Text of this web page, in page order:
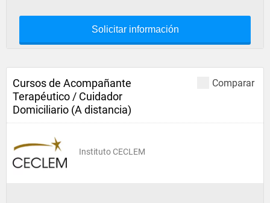
Solicitar información
Comparar
Cursos de Acompañante
Terapéutico / Cuidador
Domiciliario (A distancia)
Instituto CECLEM